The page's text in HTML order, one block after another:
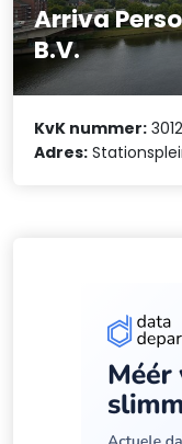
Arriva
B.V.
KvK nummer:
Adres: